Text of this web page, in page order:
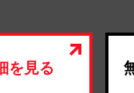
を見る